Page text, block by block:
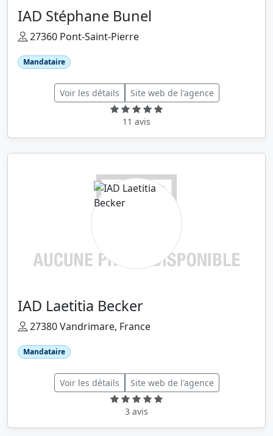
IAD Stéphane Bunel
27360 Pont-Saint-Pierre
Mandataire
Voir les détails Site web de l'agence
11 avis
IAD Laetitia Becker
27380 Vandrimare, France
Mandataire
Voir les détails Site web de l'agence
3 avis